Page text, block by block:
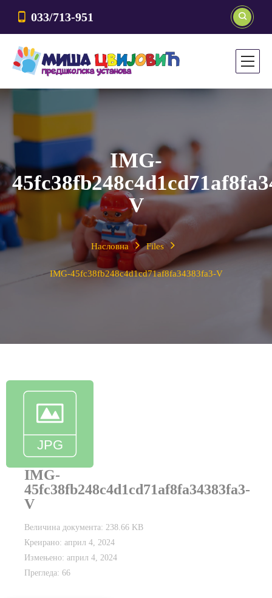
033/713-951
IMG-
V
Насловна Files
IMG-45fc38fb248c4d1cd71af8fa34383fa3-V
IMG-
45fc38fb248c4d1cd71af8fa34383fa3-
V
Величина документа: 238.66 KB
Креирано: април 4, 2024
Измењено: април 4, 2024
Прегледа: 66